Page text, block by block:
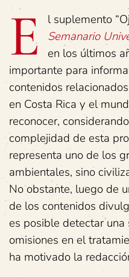
E
l suplemento
Semanario
en los últimos
importante para
contenidos
en Costa Rica y el
reconocer,
complejidad de esta
representa uno de los
ambientales, sino
No obstante, luego de
de los contenidos
es posible detectar una
omisiones en el
ha motivado la